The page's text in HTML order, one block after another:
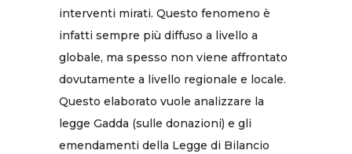
interventi mirati. Questo fenomeno è
infatti sempre più diffuso a livello a
globale, ma spesso non viene affrontato
dovutamente a livello regionale e locale.
Questo elaborato vuole analizzare la
legge Gadda (sulle donazioni) e gli
emendamenti della Legge di Bilancio